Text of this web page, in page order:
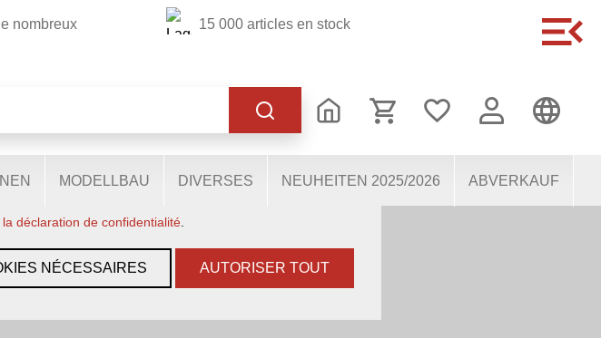
nombreux
15 000 articles en stock
MODELLBAU DIVERSES NEUHEITEN 2025/2026 ABVERKAUF
COOKIES
sont nécessaires au bon fonctionnement du site,
et d'autres encore nous aident à mieux
en permanence nos prestations. Certains cookies,
personnelles anonymes.
la déclaration de confidentialité.
NÉCESSAIRES AUTORISER TOUT